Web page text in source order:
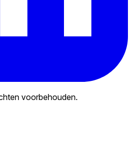
voorbehouden.